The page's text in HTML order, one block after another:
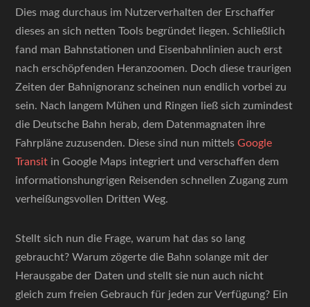
Dies mag durchaus im Nutzerverhalten der Erschaffer
dieses an sich netten Tools begründet liegen. Schließlich
fand man Bahnstationen und Eisenbahnlinien auch erst
nach erschöpfenden Heranzoomen. Doch diese traurigen
Zeiten der Bahnignoranz scheinen nun endlich vorbei zu
sein. Nach langem Mühen und Ringen ließ sich zumindest
die Deutsche Bahn herab, dem Datenmagnaten ihre
Fahrpläne zuzusenden. Diese sind nun mittelsGoogle
Transit in Google Maps integriert und verschaffen dem
informationshungrigen Reisenden schnellen Zugang zum
verheißungsvollen Dritten Weg.
Stellt sich nun die Frage, warum hat das so lang
gebraucht? Warum zögerte die Bahn solange mit der
Herausgabe der Daten und stellt sie nun auch nicht
gleich zum freien Gebrauch für jeden zur Verfügung? Ein